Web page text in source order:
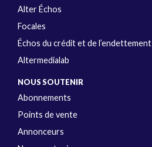
Alter Échos
Focales
Échos du crédit et de l’endettement
Altermedialab
NOUS SOUTENIR
Abonnements
Points de vente
Annonceurs